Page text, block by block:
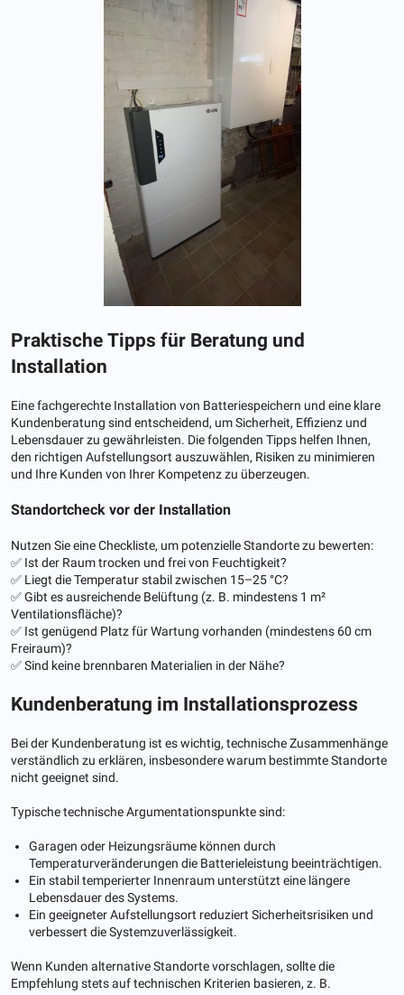
Praktische Tipps für Beratung und
Installation
Eine fachgerechte Installation von Batteriespeichern und eine klare
Kundenberatung sind entscheidend, um Sicherheit, Effizienz und
Lebensdauer zu gewährleisten. Die folgenden Tipps helfen Ihnen,
den richtigen Aufstellungsort auszuwählen, Risiken zu minimieren
und Ihre Kunden von Ihrer Kompetenz zu überzeugen.
Standortcheck vor der Installation
Nutzen Sie eine Checkliste, um potenzielle Standorte zu bewerten:
✅ Ist der Raum trocken und frei von Feuchtigkeit?
✅ Liegt die Temperatur stabil zwischen 15–25 °C?
✅ Gibt es ausreichende Belüftung (z. B. mindestens 1 m²
Ventilationsfläche)?
✅ Ist genügend Platz für Wartung vorhanden (mindestens 60 cm
Freiraum)?
✅ Sind keine brennbaren Materialien in der Nähe?
Kundenberatung im Installationsprozess
Bei der Kundenberatung ist es wichtig, technische Zusammenhänge
verständlich zu erklären, insbesondere warum bestimmte Standorte
nicht geeignet sind.
Typische technische Argumentationspunkte sind:
Garagen oder Heizungsräume können durch
Temperaturveränderungen die Batterieleistung beeinträchtigen.
Ein stabil temperierter Innenraum unterstützt eine längere
Lebensdauer des Systems.
Ein geeigneter Aufstellungsort reduziert Sicherheitsrisiken und
verbessert die Systemzuverlässigkeit.
Wenn Kunden alternative Standorte vorschlagen, sollte die
Empfehlung stets auf technischen Kriterien basieren, z. B.